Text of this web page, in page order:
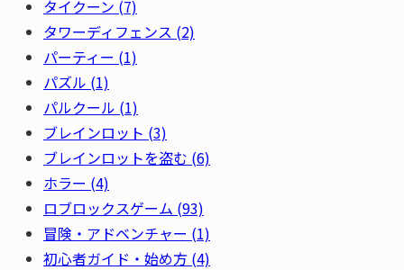
タイクーン (7)
タワーディフェンス (2)
パーティー (1)
パズル (1)
パルクール (1)
ブレインロット (3)
ブレインロットを盗む (6)
ホラー (4)
ロブロックスゲーム (93)
冒険・アドベンチャー (1)
初心者ガイド・始め方 (4)